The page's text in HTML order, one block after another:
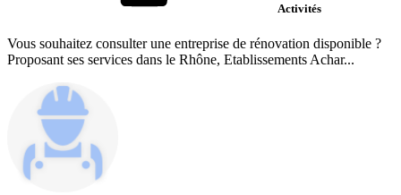
Activités
Vous souhaitez consulter une entreprise de rénovation disponible ?
Proposant ses services dans le Rhône, Etablissements Achar...